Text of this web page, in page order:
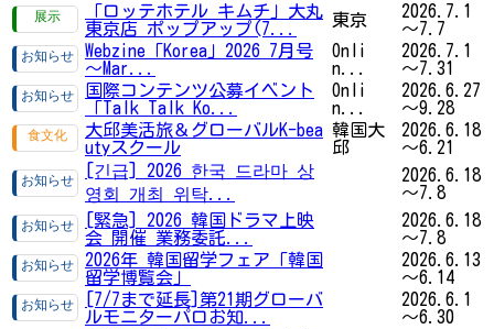
「ロッテホテル キムチ」大丸
東京店 ポップアップ(7...
東京
2026.7.1
～7.7
Webzine「Korea」2026 7月号
～Mar...
Onli
n...
2026.7.1
～7.31
国際コンテンツ公募イベント
「Talk Talk Ko...
Onli
n...
2026.6.27
～9.28
大邱美活旅＆グローバルK-bea
utyスクール
韓国大
邱
2026.6.18
～6.21
[긴급] 2026 한국 드라마 상
영회 개최 위탁...
2026.6.18
～7.8
[緊急] 2026 韓国ドラマ上映
会 開催 業務委託...
2026.6.18
～7.8
2026年 韓国留学フェア「韓国
留学博覧会」
2026.6.13
～6.14
[7/7まで延長]第21期グローバ
ルモニターパロお知...
2026.6.1
～6.30